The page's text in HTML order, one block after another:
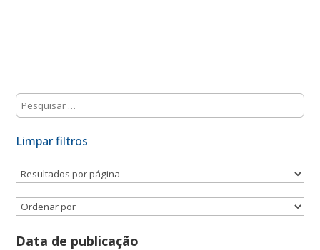
Limpar filtros
Data de publicação